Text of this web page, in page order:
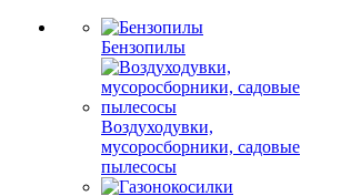
Бензопилы
Воздуходувки,
мусоросборники, cадовые
пылесосы